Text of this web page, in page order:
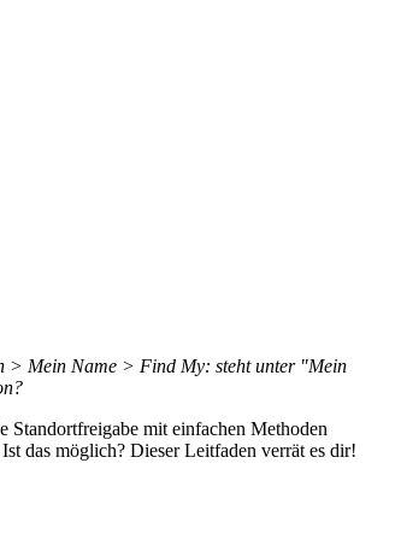
> Mein Name > Find My: steht unter "Mein
Standortfreigabe mit einfachen Methoden
das möglich? Dieser Leitfaden verrät es dir!